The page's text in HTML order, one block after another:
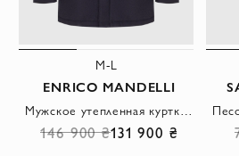
M-L
ENRICO MANDELLI
146 900 ₴131 900 ₴